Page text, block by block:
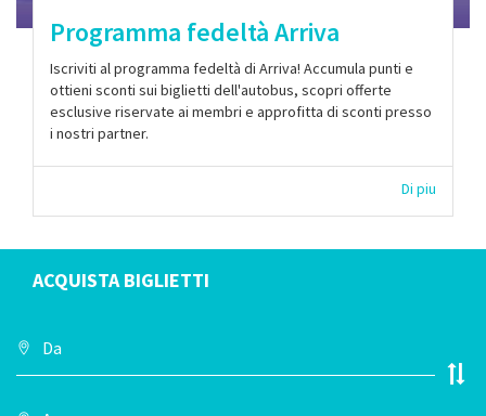
Programma fedeltà Arriva
Iscriviti al programma fedeltà di Arriva! Accumula punti e
ottieni sconti sui biglietti dell'autobus, scopri offerte
esclusive riservate ai membri e approfitta di sconti presso
i nostri partner.
Di piu
ACQUISTA BIGLIETTI